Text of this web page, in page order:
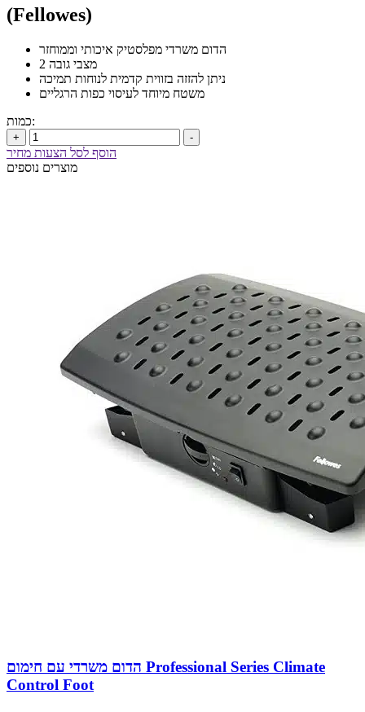
(Fellowes)
הדום משרדי מפלסטיק איכותי וממוחזר
2 מצבי גובה
ניתן להזזה בזווית קדמית לנוחות תמיכה
משטח מיוחד לעיסוי כפות הרגליים
כמות:
+ -
הוסף לסל הצעות מחיר
מוצרים נוספים
הדום משרדי עם חימום Professional Series Climate
Control Foot